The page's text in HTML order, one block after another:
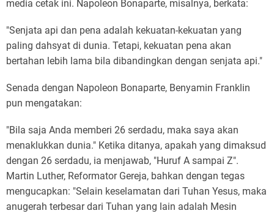
media cetak ini. Napoleon Bonaparte, misalnya, berkata:
"Senjata api dan pena adalah kekuatan-kekuatan yang
paling dahsyat di dunia. Tetapi, kekuatan pena akan
bertahan lebih lama bila dibandingkan dengan senjata api."
Senada dengan Napoleon Bonaparte, Benyamin Franklin
pun mengatakan:
"Bila saja Anda memberi 26 serdadu, maka saya akan
menaklukkan dunia." Ketika ditanya, apakah yang dimaksud
dengan 26 serdadu, ia menjawab, "Huruf A sampai Z".
Martin Luther, Reformator Gereja, bahkan dengan tegas
mengucapkan: "Selain keselamatan dari Tuhan Yesus, maka
anugerah terbesar dari Tuhan yang lain adalah Mesin